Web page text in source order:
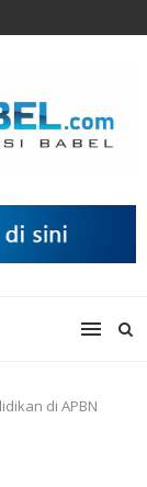
di APBN